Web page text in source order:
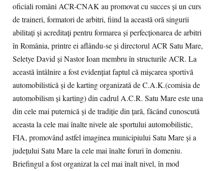
oficiali români ACR-CNAK au promovat cu succes şi un curs
de traineri, formatori de arbitri, fiind la această oră singurii
abilitaţi şi acreditaţi pentru formarea şi perfecţionarea de arbitri
în România, printre ei aflându-se şi directorul ACR Satu Mare,
Seletye David şi Nastor Ioan membru în structurile ACR. La
această întâlnire a fost evidenţiat faptul că mişcarea sportivă
automobilistică şi de karting organizată de C.A.K.(comisia de
automobilism şi karting) din cadrul A.C.R. Satu Mare este una
din cele mai puternică şi de tradiţie din ţară, făcând cunoscută
aceasta la cele mai înalte nivele ale sportului automobilistic,
FIA, promovând astfel imaginea municipiului Satu Mare şi a
judeţului Satu Mare la cele mai înalte foruri în domeniu.
Briefingul a fost organizat la cel mai înalt nivel, în mod